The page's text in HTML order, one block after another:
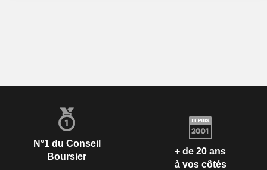
N°1 du Conseil
Boursier
+ de 20 ans
à vos côtés